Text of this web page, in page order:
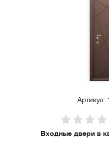
Артикул:
Входные двери в